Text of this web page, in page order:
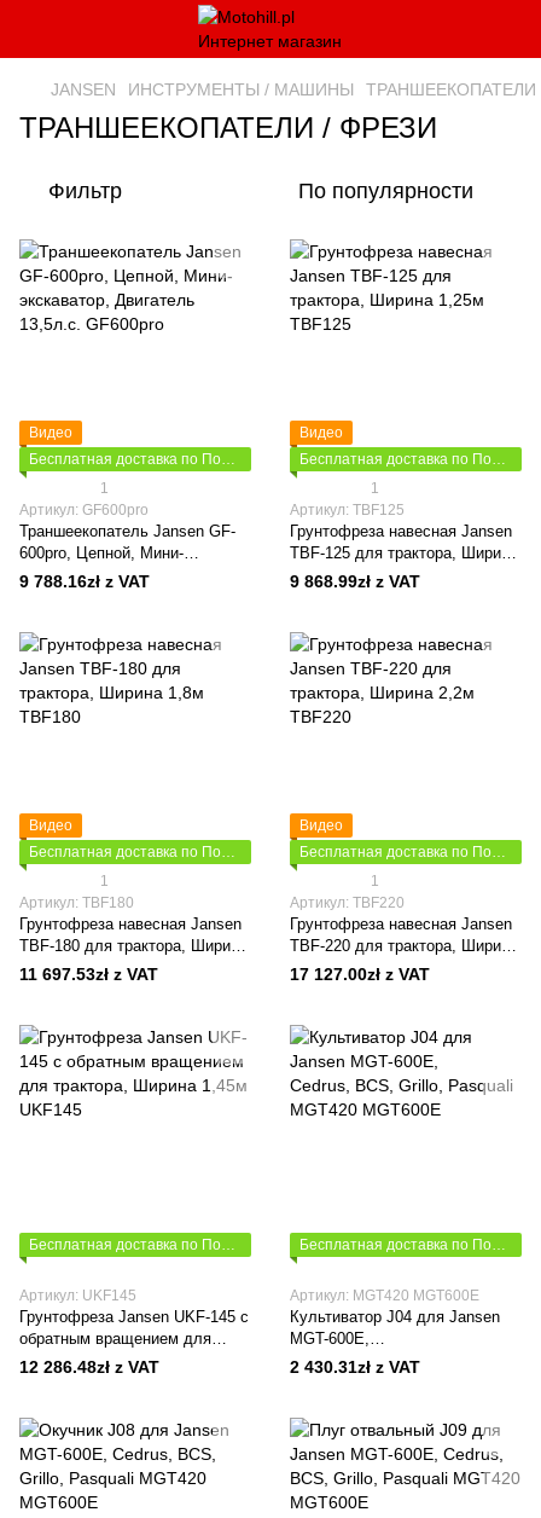
JANSEN ИНСТРУМЕНТЫ / МАШИНЫ ТРАНШЕЕКОПАТЕЛИ
ТРАНШЕЕКОПАТЕЛИ / ФРЕЗИ
Фильтр По популярности
Видео
Бесплатная доставка по Польше
1
Артикул: GF600pro
Траншеекопатель Jansen GF-
600pro, Цепной, Мини-
экскаватор, Двигатель 13,5л.с.
9 788.16zł z VAT
Видео
Бесплатная доставка по Польше
1
Артикул: TBF125
Грунтофреза навесная Jansen
TBF-125 для трактора, Ширина
1,25м
9 868.99zł z VAT
Видео
Бесплатная доставка по Польше
1
Артикул: TBF180
Грунтофреза навесная Jansen
TBF-180 для трактора, Ширина
1,8м
11 697.53zł z VAT
Видео
Бесплатная доставка по Польше
1
Артикул: TBF220
Грунтофреза навесная Jansen
TBF-220 для трактора, Ширина
2,2м
17 127.00zł z VAT
Бесплатная доставка по Польше
Артикул: UKF145
Грунтофреза Jansen UKF-145 с
обратным вращением для
трактора, Ширина 1,45м
12 286.48zł z VAT
Бесплатная доставка по Польше
Артикул: MGT420 MGT600E
Культиватор J04 для Jansen
MGT-600E,
Cedrus, BCS, Grillo, Pasquali
2 430.31zł z VAT